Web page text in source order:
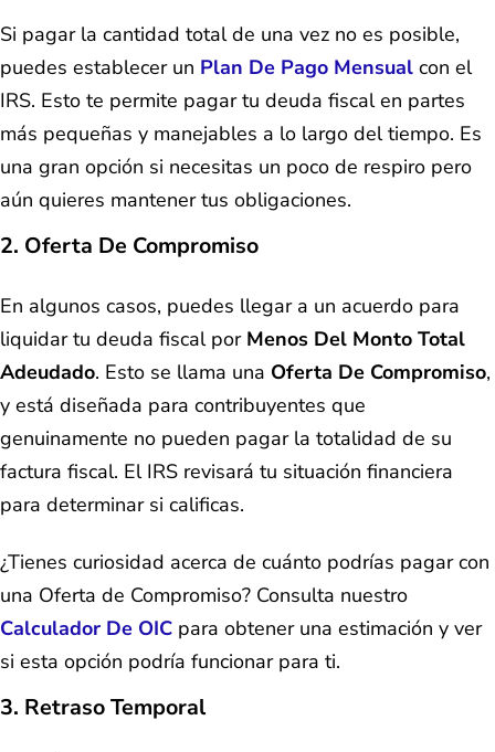
Si pagar la cantidad total de una vez no es posible,
puedes establecer un Plan De Pago Mensual con el
IRS. Esto te permite pagar tu deuda fiscal en partes
más pequeñas y manejables a lo largo del tiempo. Es
una gran opción si necesitas un poco de respiro pero
aún quieres mantener tus obligaciones.
2. Oferta De Compromiso
En algunos casos, puedes llegar a un acuerdo para
liquidar tu deuda fiscal por Menos Del Monto Total
Adeudado. Esto se llama una Oferta De Compromiso,
y está diseñada para contribuyentes que
genuinamente no pueden pagar la totalidad de su
factura fiscal. El IRS revisará tu situación financiera
para determinar si calificas.
¿Tienes curiosidad acerca de cuánto podrías pagar con
una Oferta de Compromiso? Consulta nuestro
Calculador De OIC para obtener una estimación y ver
si esta opción podría funcionar para ti.
3. Retraso Temporal